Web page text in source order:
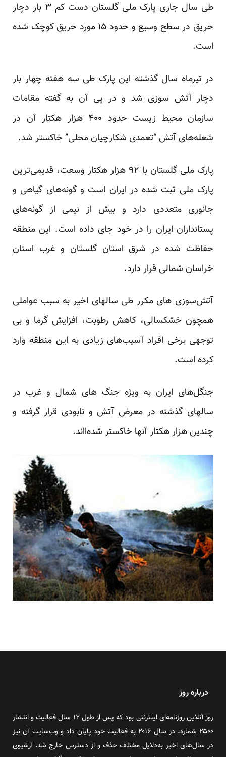
طی سال جاری پارک ملی گلستان دست کم ۳ بار دچار
حریق در سطح وسیع و حدود ۱۵ مورد حریق کوچک شده
است.
در تیرماه سال گذشته این پارک طی سه هفته چهار بار
دچار آتش سوزی شد و در پی آن به گفته مقامات
سازمان محیط زیست حدود ۴۰۰ هزار هکتار آن در
شعله‌های آتش “تعمدی شکارچیان محلی” خاکستر شد.
پارک ملی گلستان با ۹۲ هزار هکتار وسعت، قدیمی‌ترین
پارک ملی ثبت شده در ایران است و گونه‌های گیاهی و
جانوری متعددی دارد و بیش از نیمی از گونه‌های
پستانداران ایران را در خود جای داده‌ است. این منطقه
حفاظت شده در شرق استان گلستان و غرب استان
خراسان شمالی قرار دارد.
آتش‌سوزی های مکرر طی سالهای اخیر به سبب عواملی
همچون خشکسالی، کاهش رطوبت، افزایش گرما و بی
توجهی برخی افرادآسیبهای زیادی به این منطقه وارد
کرده است.
جنگل‌های ایران به ویژه جنگ های شمال و غرب در
سا‌‌لهای گذشته در معرض آتش و نابودی قرار گرفته و
چندین هزار هکتار آنها خاکستر شده‌ااند.
درباره روز
روز آنلاین روزنامه‌ای اینترنتی بود که پس از طول ۱۲ سال فعالیت و انتشار
۲۵۰۰ شماره، در سال ۲۰۱۶ به فعالیت خود پایان داد و وب‌سایت آن نیز
در سال‌های اخیر به‌دلایل مختلف حذف و از دسترس خارج شد. آرشیوی